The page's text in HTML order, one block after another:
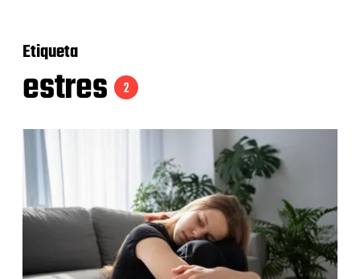
Etiqueta
estres 2